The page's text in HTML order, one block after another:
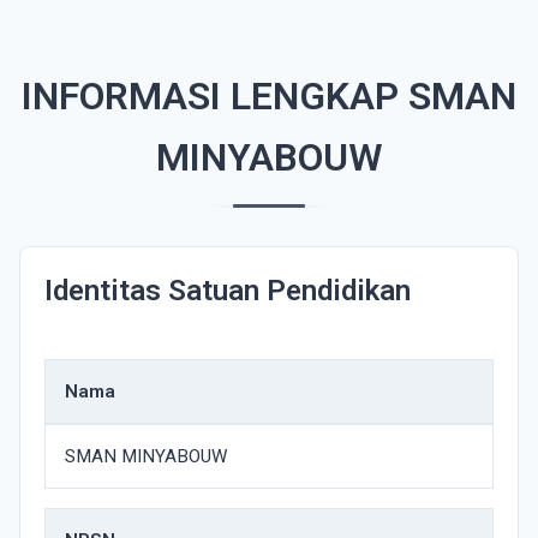
INFORMASI LENGKAP SMAN
MINYABOUW
Identitas Satuan Pendidikan
Nama
SMAN MINYABOUW